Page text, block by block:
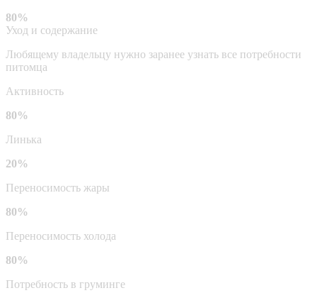
80%
Уход и содержание
Любящему владельцу нужно заранее узнать все потребности
питомца
Активность
80%
Линька
20%
Переносимость жары
80%
Переносимость холода
80%
Потребность в груминге